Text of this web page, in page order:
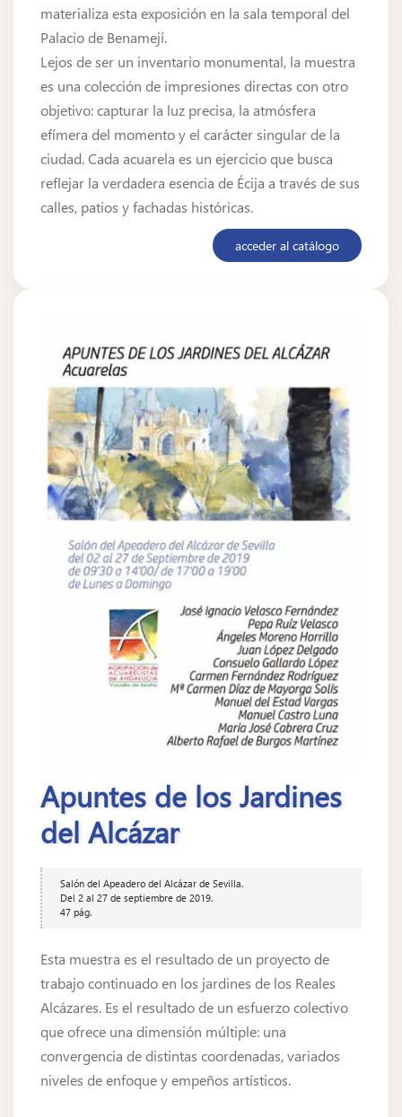
materializa esta exposición en la sala temporal del
Palacio de Benamejí.
Lejos de ser un inventario monumental, la muestra
es una colección de impresiones directas con otro
objetivo: capturar la luz precisa, la atmósfera
efímera del momento y el carácter singular de la
ciudad. Cada acuarela es un ejercicio que busca
reflejar la verdadera esencia de Écija a través de sus
calles, patios y fachadas históricas.
acceder al catálogo
Apuntes de los Jardines
del Alcázar
Salón del Apeadero del Alcázar de Sevilla.
Del 2 al 27 de septiembre de 2019.
47 pág.
Esta muestra es el resultado de un proyecto de
trabajo continuado en los jardines de los Reales
Alcázares. Es el resultado de un esfuerzo colectivo
que ofrece una dimensión múltiple: una
convergencia de distintas coordenadas, variados
niveles de enfoque y empeños artísticos.